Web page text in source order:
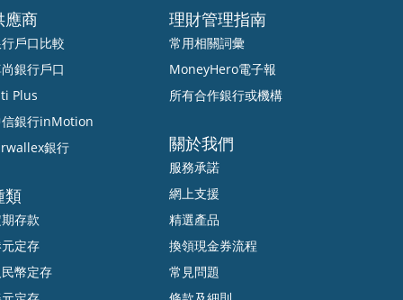
應商
戶口比較
銀行戶口
Plus
銀行inMotion
銀行
類
存款
定存
幣定存
理財管理指南
常用相關詞彙
MoneyHero電子報
所有合作銀行或機構
關於我們
服務承諾
網上支援
精選產品
換領現金券流程
常見問題